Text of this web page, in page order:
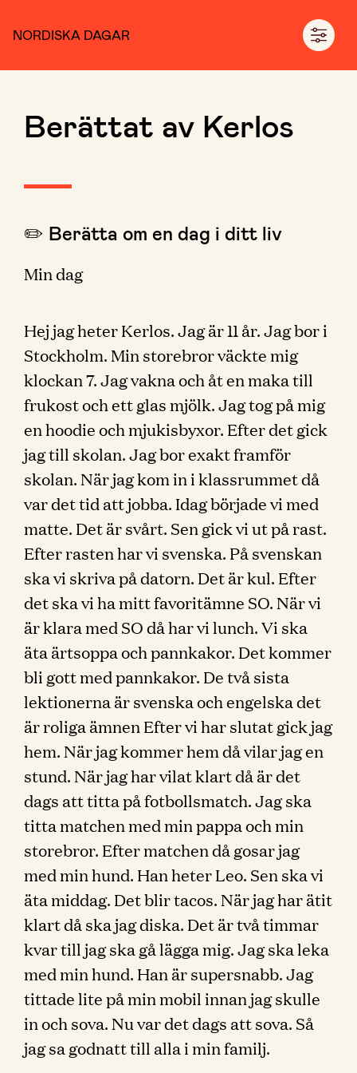
NORDISKA DAGAR
Berättat av Kerlos
✏️ Berätta om en dag i ditt liv
Min dag
Hej jag heter Kerlos. Jag är 11 år. Jag bor i
Stockholm. Min storebror väckte mig
klockan 7. Jag vakna och åt en maka till
frukost och ett glas mjölk. Jag tog på mig
en hoodie och mjukisbyxor. Efter det gick
jag till skolan. Jag bor exakt framför
skolan. När jag kom in i klassrummet då
var det tid att jobba. Idag började vi med
matte. Det är svårt. Sen gick vi ut på rast.
Efter rasten har vi svenska. På svenskan
ska vi skriva på datorn. Det är kul. Efter
det ska vi ha mitt favoritämne SO. När vi
är klara med SO då har vi lunch. Vi ska
äta ärtsoppa och pannkakor. Det kommer
bli gott med pannkakor. De två sista
lektionerna är svenska och engelska det
är roliga ämnen Efter vi har slutat gick jag
hem. När jag kommer hem då vilar jag en
stund. När jag har vilat klart då är det
dags att titta på fotbollsmatch. Jag ska
titta matchen med min pappa och min
storebror. Efter matchen då gosar jag
med min hund. Han heter Leo. Sen ska vi
äta middag. Det blir tacos. När jag har ätit
klart då ska jag diska. Det är två timmar
kvar till jag ska gå lägga mig. Jag ska leka
med min hund. Han är supersnabb. Jag
tittade lite på min mobil innan jag skulle
in och sova. Nu var det dags att sova. Så
jag sa godnatt till alla i min familj.